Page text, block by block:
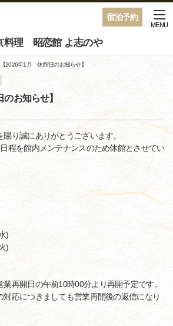
宿泊予約
料理 昭恋館 よ志のや
MENU
【2026年1月 休館日のお知らせ】
お知らせ】
り誠にありがとうございます。
程を館内メンテナンスのため休館とさせてい
)
)
再開日の午前10時00分より再開予定です。
対応につきましても営業再開後の返信になり